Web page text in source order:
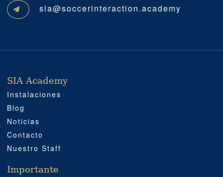
sia@soccerinteraction.academy
SIA ACADEMY
IMPORTANTE
PROFESIONAL
SOCIAL MEDIA
UBICACIÓN
SIA Academy
Instalaciones
Blog
Noticias
Contacto
Nuestro Staff
Importante